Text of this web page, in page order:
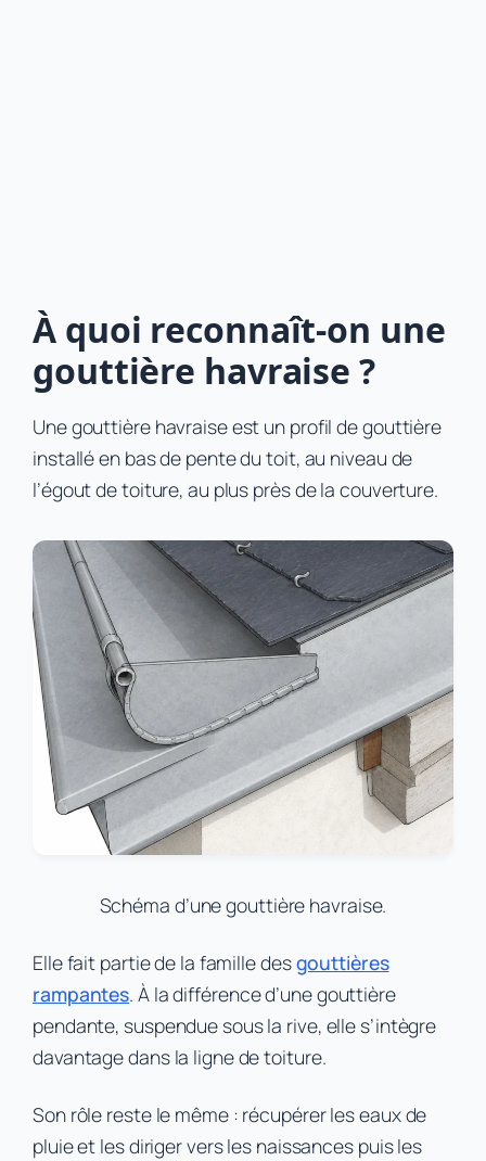
À quoi reconnaît-on une
gouttière havraise ?
Une gouttière havraise est un profil de gouttière
installé en bas de pente du toit, au niveau de
l’égout de toiture, au plus près de la couverture.
Schéma d’une gouttière havraise.
Elle fait partie de la famille desgouttières
rampantes. À la différence d’une gouttière
pendante, suspendue sous la rive, elle s’intègre
davantage dans la ligne de toiture.
Son rôle reste le même : récupérer les eaux de
pluie et les diriger vers les naissances puis les